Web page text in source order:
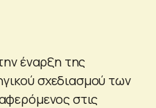
έναρξη της
σχεδιασμού των
στις